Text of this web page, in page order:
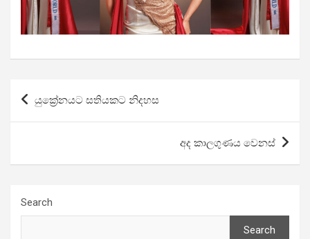
Post
navigation
යුක්‍රේනයට සතියකට නිදහස
අද කාලගුණය වෙනස්
Search
Search